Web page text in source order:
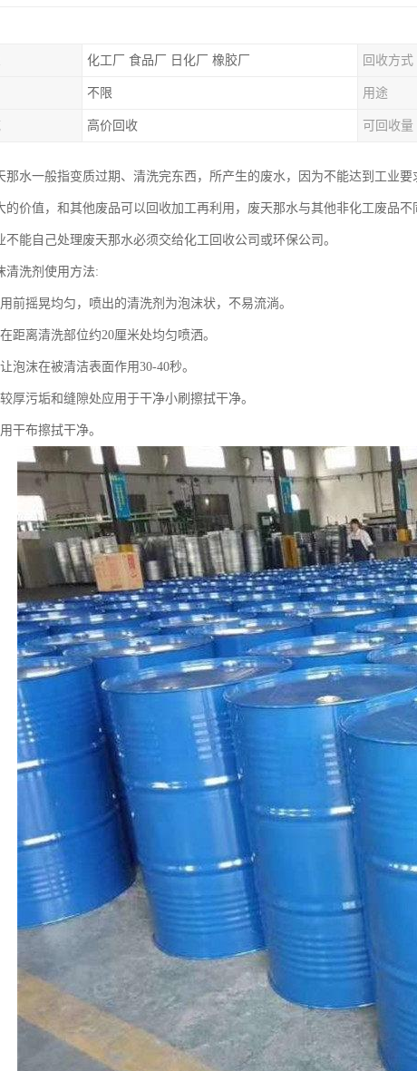
化工厂 食品厂 日化厂 橡胶厂 回收方式
不限 用途
高价回收 可回收量
那水一般指变质过期、清洗完东西，所产生的废水，因为不能达到工业
的价值，和其他废品可以回收加工再利用，废天那水与其他非化工废品
不能自己处理废天那水必须交给化工回收公司或环保公司。
清洗剂使用方法:
前摇晃均匀，喷出的清洗剂为泡沫状，不易流淌。
距离清洗部位约20厘米处均匀喷洒。
泡沫在被清洁表面作用30-40秒。
厚污垢和缝隙处应用于干净小刷擦拭干净。
干布擦拭干净。